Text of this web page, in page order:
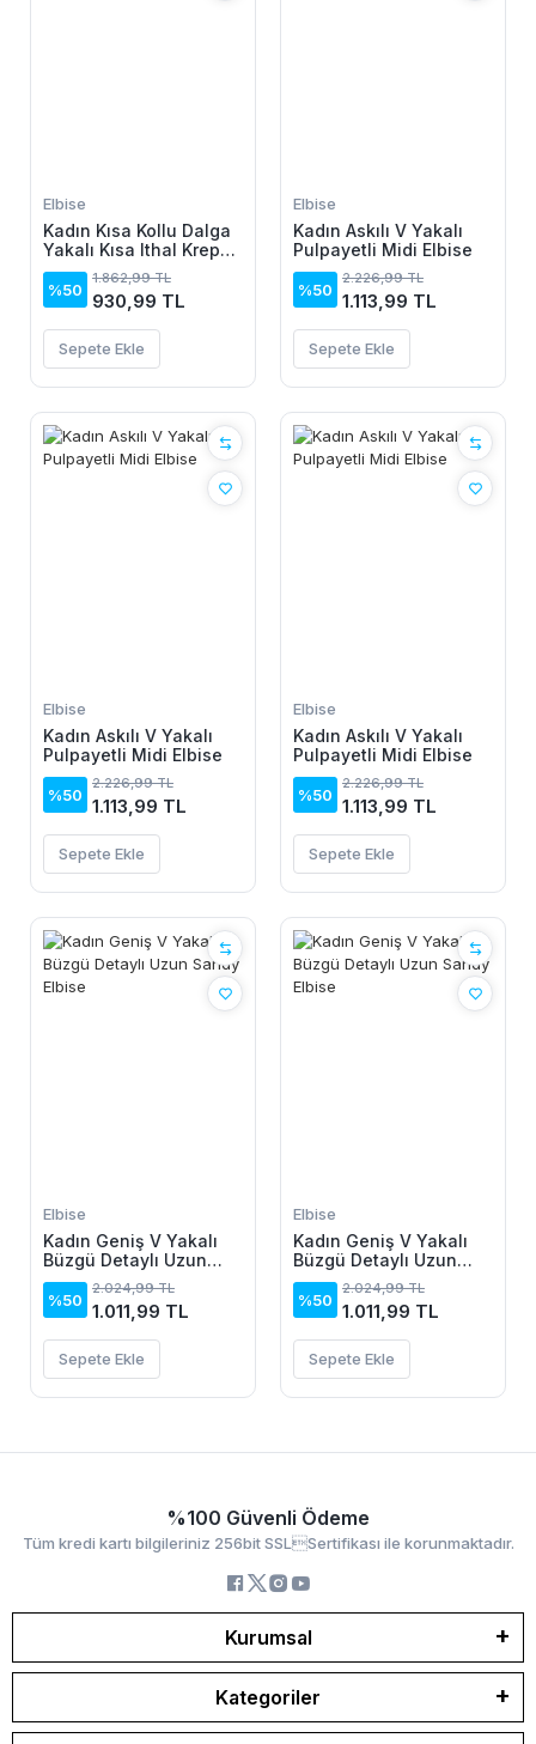
Elbise
Kadın Kısa Kollu Dalga
Yakalı Kısa Ithal Krep
Elbise
%50
1.862,99 TL
930,99 TL
Sepete Ekle
Elbise
Kadın Askılı V Yakalı
Pulpayetli Midi Elbise
%50
2.226,99 TL
1.113,99 TL
Sepete Ekle
Elbise
Kadın Askılı V Yakalı
Pulpayetli Midi Elbise
%50
2.226,99 TL
1.113,99 TL
Sepete Ekle
Elbise
Kadın Askılı V Yakalı
Pulpayetli Midi Elbise
%50
2.226,99 TL
1.113,99 TL
Sepete Ekle
Elbise
Kadın Geniş V Yakalı
Büzgü Detaylı Uzun
Sandy Elbise
%50
2.024,99 TL
1.011,99 TL
Sepete Ekle
Elbise
Kadın Geniş V Yakalı
Büzgü Detaylı Uzun
Sandy Elbise
%50
2.024,99 TL
1.011,99 TL
Sepete Ekle
%100 Güvenli Ödeme
Tüm kredi kartı bilgileriniz 256bit SSLSertifikası ile korunmaktadır.
Kurumsal
Kategoriler